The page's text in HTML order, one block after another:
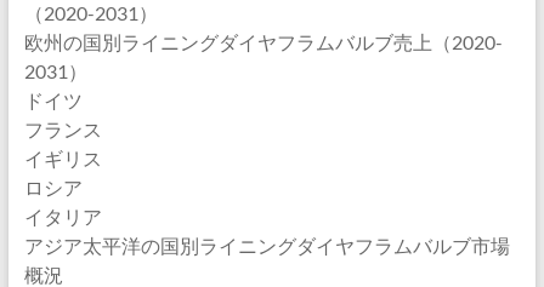
（2020-2031）
欧州の国別ライニングダイヤフラムバルブ売上（2020-
2031）
ドイツ
フランス
イギリス
ロシア
イタリア
アジア太平洋の国別ライニングダイヤフラムバルブ市場
概況